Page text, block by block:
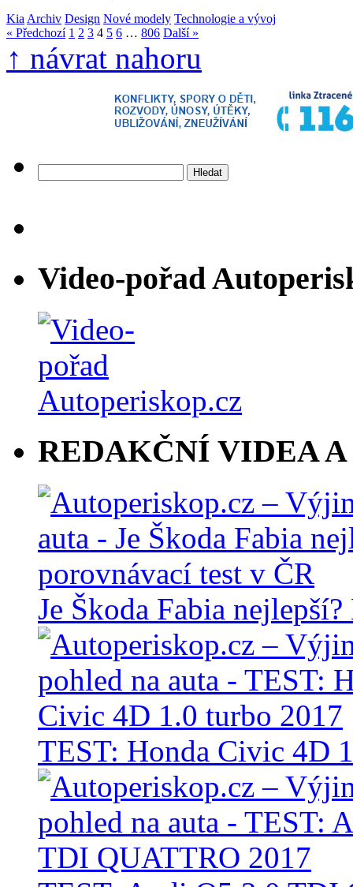
Kia Archiv Design Nové modely Technologie a vývoj
« Předchozí 1 2 3 4 5 6 … 806 Další »
↑ návrat nahoru
Video-pořad
REDAKČNÍ VIDEA A
Je Škoda Fabia
TEST: Honda Civic 4D